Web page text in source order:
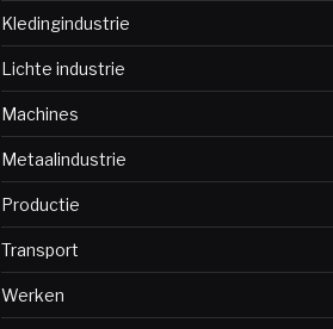
Kledingindustrie
Lichte industrie
Machines
Metaalindustrie
Productie
Transport
Werken